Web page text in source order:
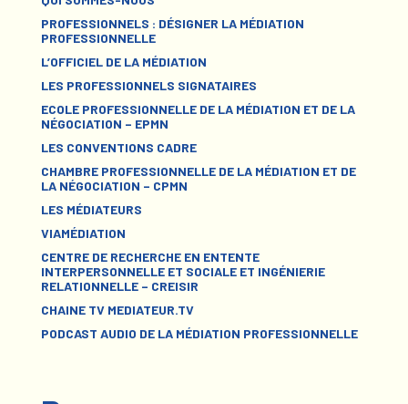
PROFESSIONNELS : DÉSIGNER LA MÉDIATION
PROFESSIONNELLE
L’OFFICIEL DE LA MÉDIATION
LES PROFESSIONNELS SIGNATAIRES
ECOLE PROFESSIONNELLE DE LA MÉDIATION ET DE LA
NÉGOCIATION – EPMN
LES CONVENTIONS CADRE
CHAMBRE PROFESSIONNELLE DE LA MÉDIATION ET DE
LA NÉGOCIATION – CPMN
LES MÉDIATEURS
VIAMÉDIATION
CENTRE DE RECHERCHE EN ENTENTE
INTERPERSONNELLE ET SOCIALE ET INGÉNIERIE
RELATIONNELLE – CREISIR
CHAINE TV MEDIATEUR.TV
PODCAST AUDIO DE LA MÉDIATION PROFESSIONNELLE